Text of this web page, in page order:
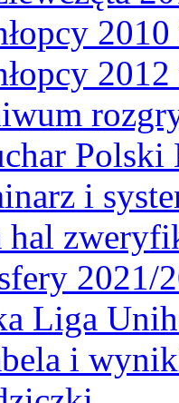
Polski
i
hal
2021/
Liga
i